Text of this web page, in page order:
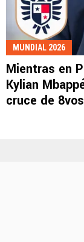
MUNDIAL 2026
Mientras en
Kylian
cruce de 8vos